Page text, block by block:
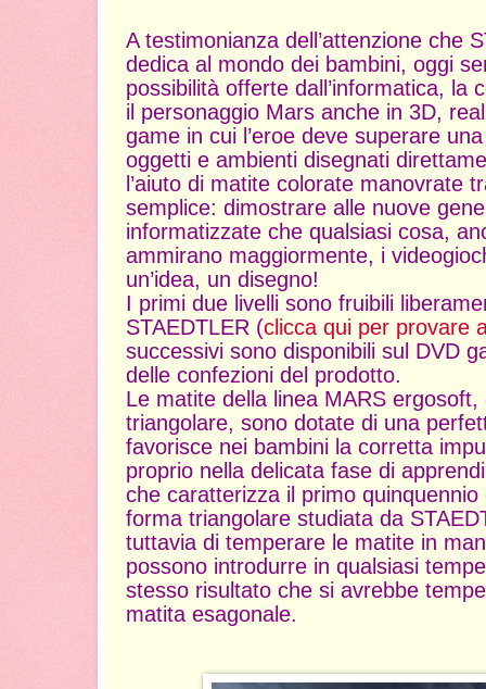
A testimonianza dell’attenzione che
dedica al mondo dei bambini, oggi
possibilità offerte dall’informatica, la
il personaggio Mars anche in 3D,
game in cui l’eroe deve superare
oggetti e ambienti disegnati
l’aiuto di matite colorate manovrate
semplice: dimostrare alle nuove
informatizzate che qualsiasi cosa,
ammirano maggiormente, i
un’idea, un disegno!
I primi due livelli sono fruibili
STAEDTLER (clicca qui per provare
successivi sono disponibili sul DVD
delle confezioni del prodotto.
Le matite della linea MARS
triangolare, sono dotate di una
favorisce nei bambini la corretta
proprio nella delicata fase di
che caratterizza il primo
forma triangolare studiata da
tuttavia di temperare le matite in
possono introdurre in qualsiasi
stesso risultato che si avrebbe
matita esagonale.